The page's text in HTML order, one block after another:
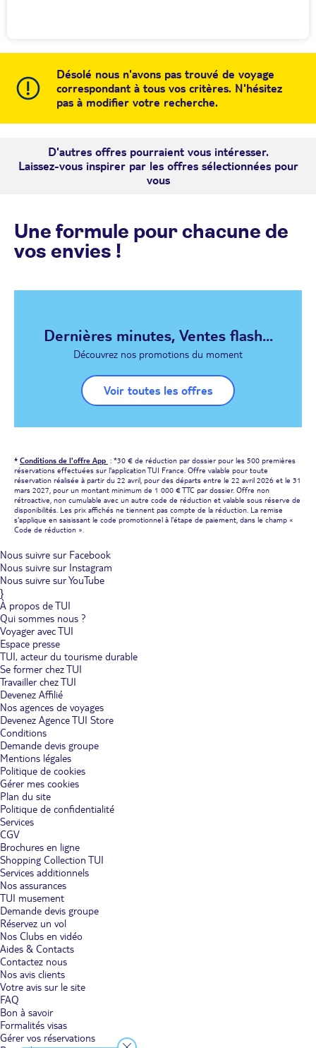
Désolé nous n'avons pas trouvé de voyage
correspondant à tous vos critères. N'hésitez
pas à modifier votre recherche.
D'autres offres pourraient vous intéresser.
Laissez-vous inspirer par les offres sélectionnées pour
vous
Une formule pour chacune de
vos envies !
Dernières minutes, Ventes flash...
Découvrez nos promotions du moment
Voir toutes les offres
* Conditions de l'offre App : *30 € de réduction par dossier pour les 500 premières
réservations effectuées sur l'application TUI France. Offre valable pour toute
réservation réalisée à partir du 22 avril, pour des départs entre le 22 avril 2026 et le 31
mars 2027, pour un montant minimum de 1 000 € TTC par dossier. Offre non
rétroactive, non cumulable avec un autre code de réduction et valable sous réserve de
disponibilités. Les prix affichés ne tiennent pas compte de la réduction. La remise
s'applique en saisissant le code promotionnel à l'étape de paiement, dans le champ «
Code de réduction ».
Nous suivre sur Facebook
Nous suivre sur Instagram
Nous suivre sur YouTube
}
À propos de TUI
Qui sommes nous ?
Voyager avec TUI
Espace presse
TUI, acteur du tourisme durable
Se former chez TUI
Travailler chez TUI
Devenez Affilié
Nos agences de voyages
Devenez Agence TUI Store
Conditions
Demande devis groupe
Mentions légales
Politique de cookies
Gérer mes cookies
Plan du site
Politique de confidentialité
Services
CGV
Brochures en ligne
Shopping Collection TUI
Services additionnels
Nos assurances
TUI musement
Demande devis groupe
Réservez un vol
Nos Clubs en vidéo
Aides & Contacts
Contactez nous
Nos avis clients
Votre avis sur le site
FAQ
Bon à savoir
Formalités visas
Gérer vos réservations